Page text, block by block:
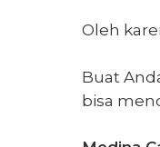
Oleh
Buat
bisa